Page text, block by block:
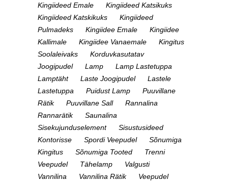
Kingiideed Emale
Kingiideed Katsikuks
Kingiideed Katskikuks
Kingiideed
Pulmadeks
Kingiidee Emale
Kingiidee
Kallimale
Kingiidee Vanaemale
Kingitus
Soolaleivaks
Korduvkasutatav
Joogipudel
Lamp
Lamp Lastetuppa
Lamptäht
Laste Joogipudel
Lastele
Lastetuppa
Puidust Lamp
Puuvillane
Rätik
Puuvillane Sall
Rannalina
Rannarätik
Saunalina
Sisekujunduselement
Sisustusideed
Kontorisse
Spordi Veepudel
Sõnumiga
Kingitus
Sõnumiga Tooted
Trenni
Veepudel
Tähelamp
Valgusti
Vannilina
Vannilina Rätik
Veepudel